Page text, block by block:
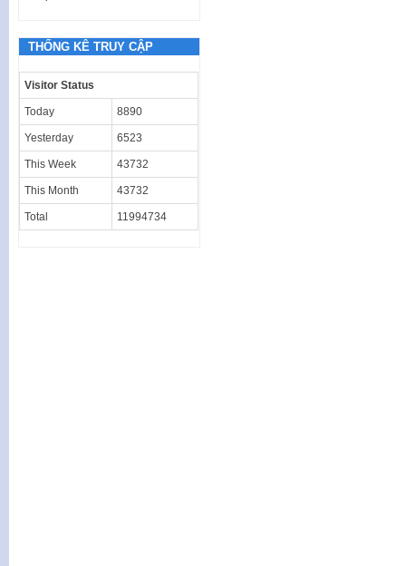
THỐNG KÊ TRUY CẬP
Visitor Status
Today 8890
Yesterday 6523
This Week 43732
This Month 43732
Total 11994734